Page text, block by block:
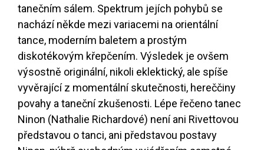
tanečním sálem. Spektrum jejích pohybů se
nachází někde mezi variacemi na orientální
tance, moderním baletem a prostým
diskotékovým křepčením. Výsledek je ovšem
výsostně originální, nikoli eklektický, ale spíše
vyvěrající z momentální skutečnosti, hereččiny
povahy a taneční zkušenosti. Lépe řečeno tanec
Ninon (Nathalie Richardové) není ani Rivettovou
představou o tanci, ani představou postavy